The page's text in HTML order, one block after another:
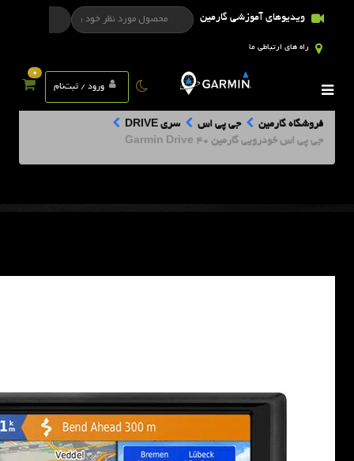
ویدیوهای آموزشی گارمین
راه های ارتباطی ما
ورود / ثبت‌نام
0
فروشگاه گارمین جی پی اس
سری DRIVE
جی پی اس خودرویی گارمین Garmin Drive 40